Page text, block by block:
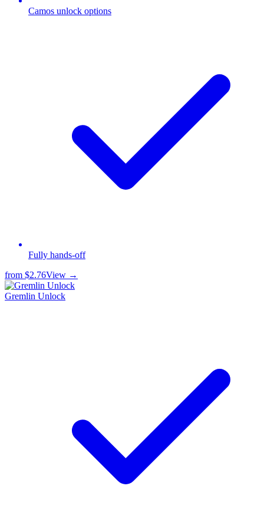
Camos unlock options
Fully hands-off
from $2.76View →
Gremlin Unlock